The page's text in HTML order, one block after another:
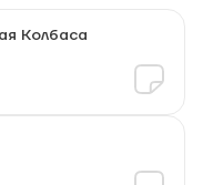
Колбаса